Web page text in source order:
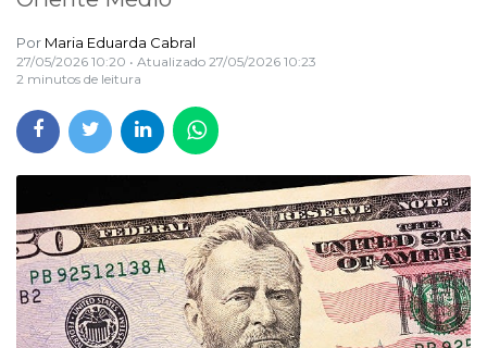
Por Maria Eduarda Cabral
27/05/2026 10:20 • Atualizado 27/05/2026 10:23
2 minutos de leitura